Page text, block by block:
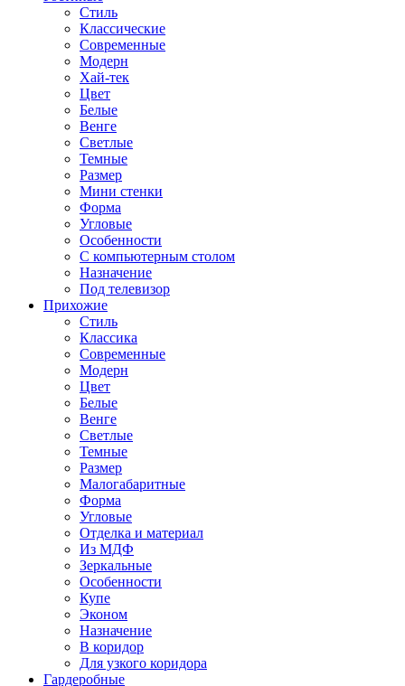
Стиль
Классические
Современные
Модерн
Хай-тек
Цвет
Белые
Венге
Светлые
Темные
Размер
Мини стенки
Форма
Угловые
Особенности
С компьютерным столом
Назначение
Под телевизор
Прихожие
Стиль
Классика
Современные
Модерн
Цвет
Белые
Венге
Светлые
Темные
Размер
Малогабаритные
Форма
Угловые
Отделка и материал
Из МДФ
Зеркальные
Особенности
Купе
Эконом
Назначение
В коридор
Для узкого коридора
Гардеробные